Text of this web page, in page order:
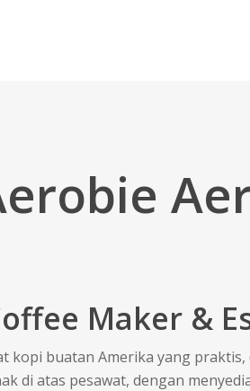
Maker &
kopi buatan Amerika yang
di atas pesawat, dengan